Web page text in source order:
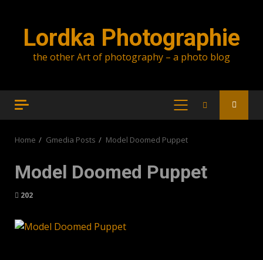
Lordka Photographie
the other Art of photography – a photo blog
PRIMARY
Home Gmedia Posts Model Doomed Puppet
Model Doomed Puppet
202